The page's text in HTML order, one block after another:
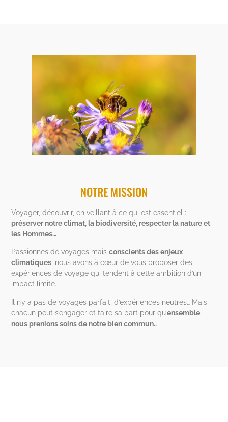
NOTRE MISSION
Voyager, découvrir, en veillant à ce qui est essentiel :
préserver notre climat, la biodiversité, respecter la nature et
les Hommes…
Passionnés de voyages maisconscients des enjeux
climatiques, nous avons à cœur de vous proposer des
expériences de voyage qui tendent à cette ambition d’un
impact limité.
Il n’y a pas de voyages parfait, d’expériences neutres… Mais
chacun peut s’engager et faire sa part pour qu’ensemble
nous prenions soins de notre bien commun..